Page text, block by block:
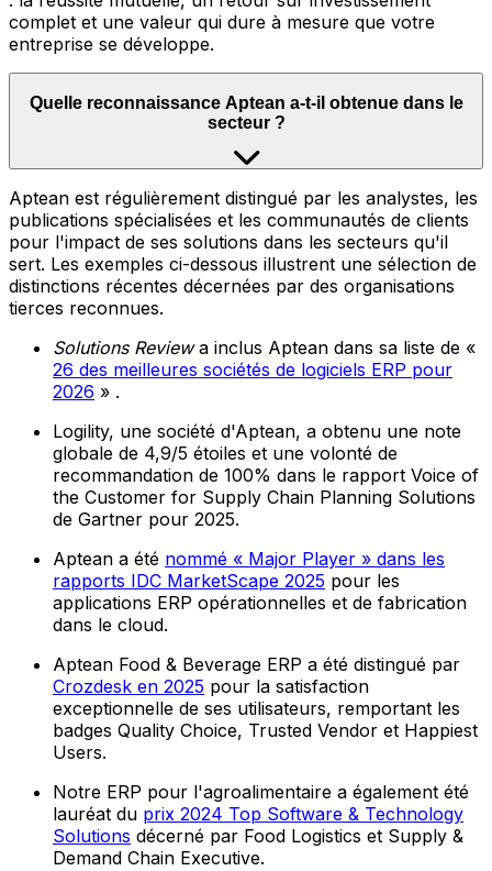
complet et une valeur qui dure à mesure que votre
entreprise se développe.
Quelle reconnaissance Aptean a-t-il obtenue dans le
secteur ?
Aptean est régulièrement distingué par les analystes, les
publications spécialisées et les communautés de clients
pour l'impact de ses solutions dans les secteurs qu'il
sert. Les exemples ci-dessous illustrent une sélection de
distinctions récentes décernées par des organisations
tierces reconnues.
Solutions Reviewa inclus Aptean dans sa liste de «
26 des meilleures sociétés de logiciels ERP pour
2026 » .
Logility, une société d'Aptean, a obtenu une note
globale de 4,9/5 étoiles et une volonté de
recommandation de 100% dans le rapport Voice of
the Customer for Supply Chain Planning Solutions
de Gartner pour 2025.
Aptean a été nommé « Major Player » dans les
rapports IDC MarketScape 2025 pour les
applications ERP opérationnelles et de fabrication
dans le cloud.
Aptean Food & Beverage ERP a été distingué par
Crozdesk en 2025 pour la satisfaction
exceptionnelle de ses utilisateurs, remportant les
badges Quality Choice, Trusted Vendor et Happiest
Users.
Notre ERP pour l'agroalimentaire a également été
lauréat du prix 2024 Top Software & Technology
Solutions décerné par Food Logistics et Supply &
Demand Chain Executive.